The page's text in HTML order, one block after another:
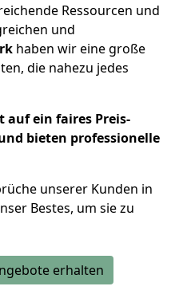
Ressourcen und
und
haben wir eine große
die nahezu jedes
auf ein faires Preis-
bieten professionelle
unserer Kunden in
Bestes, um sie zu
erhalten